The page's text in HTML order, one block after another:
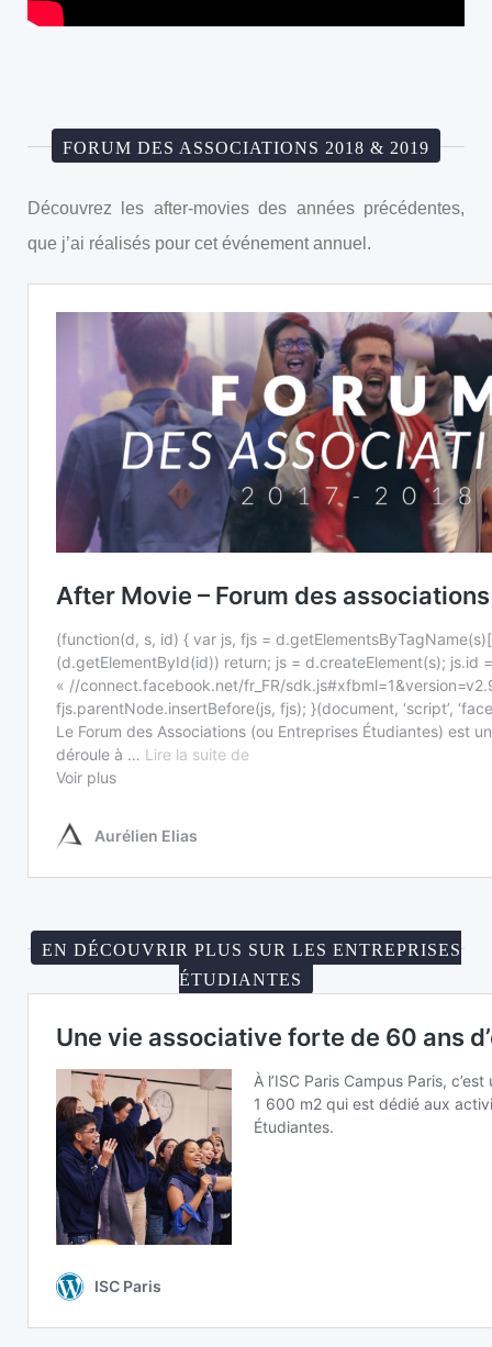
FORUM DES ASSOCIATIONS 2018 & 2019
Découvrez les after-movies des années précédentes,
que j’ai réalisés pour cet événement annuel.
EN DÉCOUVRIR PLUS SUR LES ENTREPRISES
ÉTUDIANTES